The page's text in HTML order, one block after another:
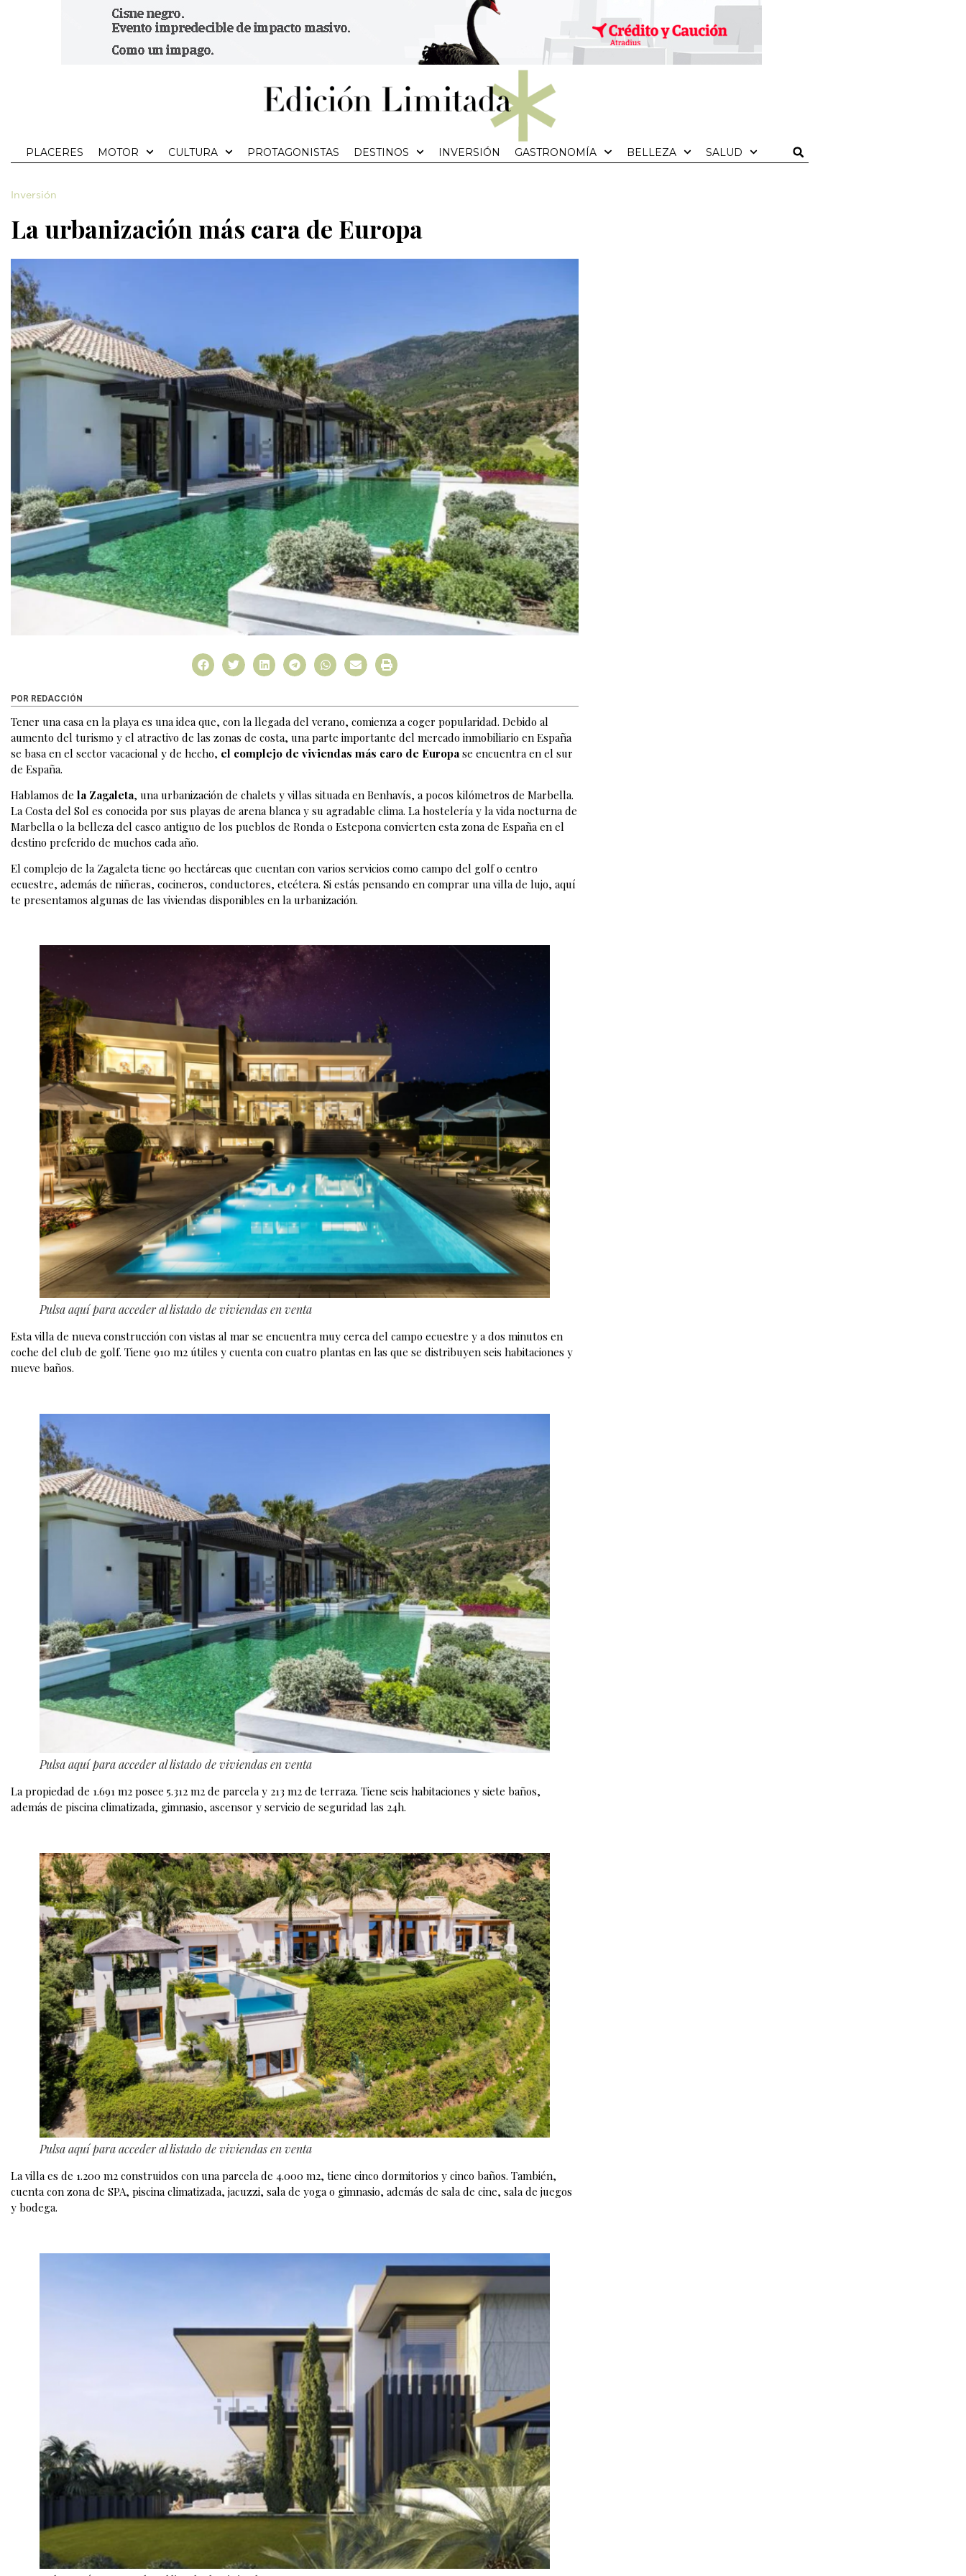
PLACERES MOTOR CULTURA PROTAGONISTAS DESTINOS INVERSIÓN GASTRONOMÍA BELLEZA SALUD
Inversión
La urbanización más cara de Europa
POR REDACCIÓN
Tener una casa en la playa es una idea que, con la llegada del verano, comienza a coger popularidad. Debido al
aumento del turismo y el atractivo de las zonas de costa, una parte importante del mercado inmobiliario en España
se basa en el sector vacacional y de hecho, el complejo de viviendas más caro de Europa se encuentra en el sur
de España.
Hablamos de la Zagaleta, una urbanización de chalets y villas situada en Benhavís, a pocos kilómetros de Marbella.
La Costa del Sol es conocida por sus playas de arena blanca y su agradable clima. La hostelería y la vida nocturna de
Marbella o la belleza del casco antiguo de los pueblos de Ronda o Estepona convierten esta zona de España en el
destino preferido de muchos cada año.
El complejo de la Zagaleta tiene 90 hectáreas que cuentan con varios servicios como campo del golf o centro
ecuestre, además de niñeras, cocineros, conductores, etcétera. Si estás pensando en comprar una villa de lujo, aquí
te presentamos algunas de las viviendas disponibles en la urbanización.
Pulsa aquí para acceder al listado de viviendas en venta
Esta villa de nueva construcción con vistas al mar se encuentra muy cerca del campo ecuestre y a dos minutos en
coche del club de golf. Tiene 910 m2 útiles y cuenta con cuatro plantas en las que se distribuyen seis habitaciones y
nueve baños.
Pulsa aquí para acceder al listado de viviendas en venta
La propiedad de 1.691 m2 posee 5.312 m2 de parcela y 213 m2 de terraza. Tiene seis habitaciones y siete baños,
además de piscina climatizada, gimnasio, ascensor y servicio de seguridad las 24h.
Pulsa aquí para acceder al listado de viviendas en venta
La villa es de 1.200 m2 construidos con una parcela de 4.000 m2, tiene cinco dormitorios y cinco baños. También,
cuenta con zona de SPA, piscina climatizada, jacuzzi, sala de yoga o gimnasio, además de sala de cine, sala de juegos
y bodega.